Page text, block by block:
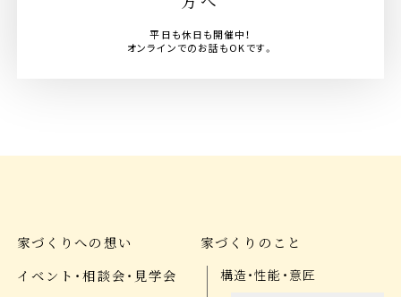
平日も休日も開催中！
オンラインでのお話もOKです。
家づくりへの想い
イベント・相談会・見学会
家づくりのこと
構造・性能・意匠